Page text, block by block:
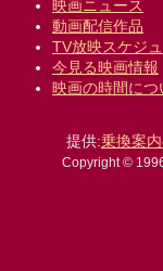
映画ニュース
動画配信作品
TV放映スケジ
今見る映画情報
映画の時間につ
提供:乗換案
Copyright ©